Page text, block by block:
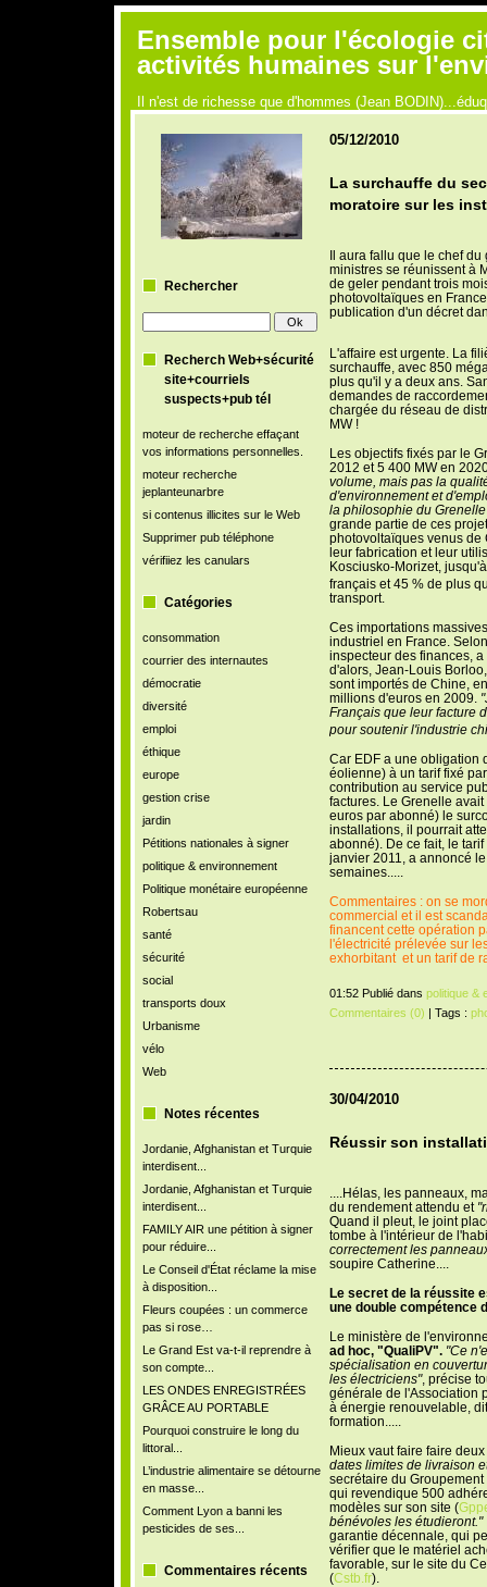
Ensemble pour l'écologie
activités humaines sur
Il n'est de richesse que d'hommes (Jean
Rechercher
Recherch Web+sécurité
site+courriels
suspects+pub tél
moteur de recherche effaçant
vos informations personnelles.
moteur recherche
jeplanteunarbre
si contenus illicites sur le Web
Supprimer pub téléphone
vérifiiez les canulars
Catégories
consommation
courrier des internautes
démocratie
diversité
emploi
éthique
europe
gestion crise
jardin
Pétitions nationales à signer
politique & environnement
Politique monétaire européenne
Robertsau
santé
sécurité
social
transports doux
Urbanisme
vélo
Web
Notes récentes
Jordanie, Afghanistan et Turquie
interdisent...
Jordanie, Afghanistan et Turquie
interdisent...
FAMILY AIR une pétition à signer
pour réduire...
Le Conseil d'État réclame la mise
à disposition...
Fleurs coupées : un commerce
pas si rose…
Le Grand Est va-t-il reprendre à
son compte...
LES ONDES ENREGISTRÉES
GRÂCE AU PORTABLE
Pourquoi construire le long du
littoral...
L’industrie alimentaire se détourne
en masse...
Comment Lyon a banni les
pesticides de ses...
Commentaires récents
05/12/2010
La surchauffe du
moratoire sur les
Il aura fallu que le chef
ministres se réunissent à
de geler pendant trois
photovoltaïques en
publication d'un décret
L'affaire est urgente. La
surchauffe, avec 850
plus qu'il y a deux ans.
demandes de
chargée du réseau de
MW !
Les objectifs fixés par le
2012 et 5 400 MW en
volume, mais pas la
d'environnement et
la philosophie du
grande partie de ces
photovoltaïques venus de
leur fabrication et leur
Kosciusko-Morizet,
français et 45 % de plus
transport.
Ces importations
industriel en France.
inspecteur des finances,
d'alors, Jean-Louis
sont importés de Chine,
millions d'euros en 2009.
Français que leur facture
pour soutenir l'industrie
Car EDF a une obligation
éolienne) à un tarif fixé
contribution au service
factures. Le Grenelle
euros par abonné) le
installations, il pourrait
abonné). De ce fait, le
janvier 2011, a annoncé
semaines.....
Commentaires : on se
commercial et il est
financent cette opération
l'électricité prélevée sur
exhorbitant et un tarif de
01:52 Publié dans politique &
Commentaires (0) | Tags :
30/04/2010
Réussir son
....Hélas, les panneaux,
du rendement attendu et
Quand il pleut, le joint
tombe à l'intérieur de
correctement les
soupire Catherine....
Le secret de la réussite
une double compétence
Le ministère de
ad hoc, "QualiPV". "Ce
spécialisation en
les électriciens", précise
générale de l'Association
à énergie renouvelable,
formation.....
Mieux vaut faire faire
dates limites de livraison
secrétaire du
qui revendique 500
modèles sur son site (
bénévoles les étudieront."
garantie décennale, qui
vérifier que le matériel
favorable, sur le site du
(Cstb.fr).